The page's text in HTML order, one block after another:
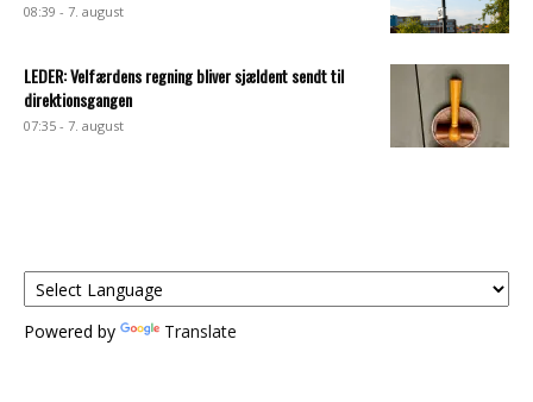
08:39 - 7. august
LEDER: Velfærdens regning bliver sjældent sendt til
direktionsgangen
07:35 - 7. august
Powered by Translate